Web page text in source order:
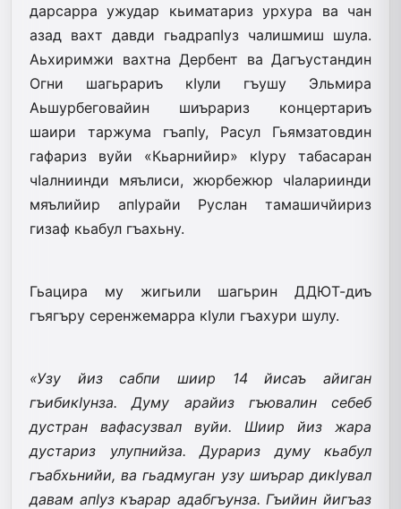
дарсарра ужудар кьиматариз урхура ва чан
азад вахт давди гьадрапIуз чалишмиш шула.
Аьхиримжи вахтна Дербент ва Дагъустандин
Огни шагьрариъ кIули гъушу Эльмира
Аьшурбеговайин шиърариз концертариъ
шаири таржума гъапIу, Расул Гьямзатовдин
гафариз вуйи «Кьарнийир» кIуру табасаран
чIалниинди мяълиси, жюрбежюр чIалариинди
мяълийир апIурайи Руслан тамашичйириз
гизаф кьабул гъахьну.
Гьацира му жигьили шагьрин ДДЮТ-диъ
гъягъру серенжемарра кIули гъахури шулу.
«Узу йиз сабпи шиир 14 йисаъ айиган
гъибикIунза. Думу арайиз гъювалин себеб
дустран вафасузвал вуйи. Шиир йиз жара
дустариз улупнийза. Дурариз думу кьабул
гъабхьнийи, ва гьадмуган узу шиърар дикIувал
давам апIуз къарар адабгъунза. Гъийин йигъаз